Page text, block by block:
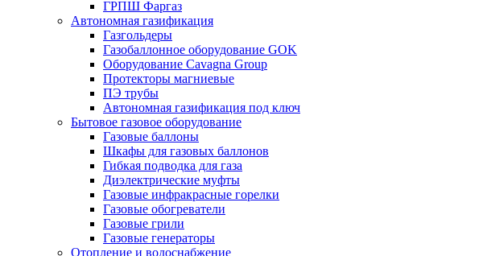
ГРПШ Фаргаз
Автономная газификация
Газгольдеры
Газобаллонное оборудование GOK
Оборудование Cavagna Group
Протекторы магниевые
ПЭ трубы
Автономная газификация под ключ
Бытовое газовое оборудование
Газовые баллоны
Шкафы для газовых баллонов
Гибкая подводка для газа
Диэлектрические муфты
Газовые инфракрасные горелки
Газовые обогреватели
Газовые грили
Газовые генераторы
Отопление и водоснабжение